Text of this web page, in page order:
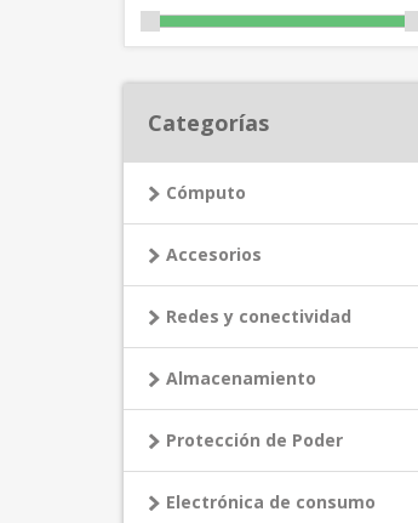
Categorías
Cómputo
Accesorios
Redes y conectividad
Almacenamiento
Protección de Poder
Electrónica de consumo